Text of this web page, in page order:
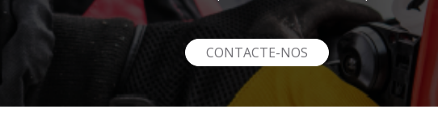
CONTACTE-NOS